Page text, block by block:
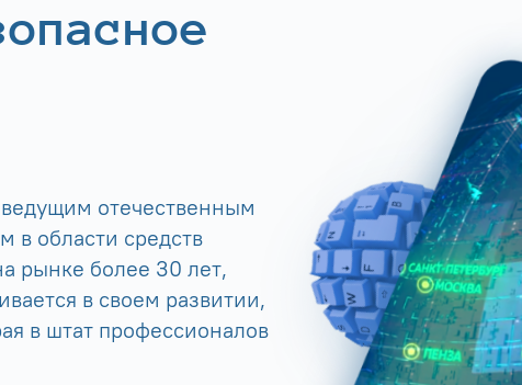
отечественным
в области средств
рынке более 30 лет,
в своем развитии,
в штат профессионалов